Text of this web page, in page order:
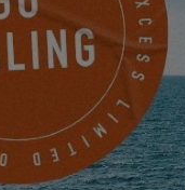
13- EXCESS 14